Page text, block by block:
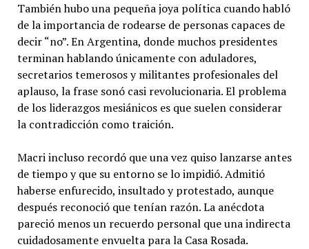
También hubo una pequeña joya política cuando habló
de la importancia de rodearse de personas capaces de
decir “no”. En Argentina, donde muchos presidentes
terminan hablando únicamente con aduladores,
secretarios temerosos y militantes profesionales del
aplauso, la frase sonó casi revolucionaria. El problema
de los liderazgos mesiánicos es que suelen considerar
la contradicción como traición.
Macri incluso recordó que una vez quiso lanzarse antes
de tiempo y que su entorno se lo impidió. Admitió
haberse enfurecido, insultado y protestado, aunque
después reconoció que tenían razón. La anécdota
pareció menos un recuerdo personal que una indirecta
cuidadosamente envuelta para la Casa Rosada.